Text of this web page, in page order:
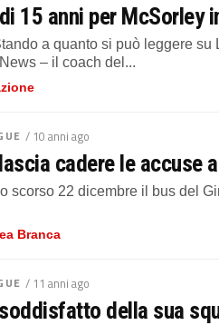
15 anni per McSorley
a quanto si può leggere
– il coach del...
/ 10 anni ago
cadere le accuse
scorso 22 dicembre il bus del
Branca
/ 11 anni ago
della sua